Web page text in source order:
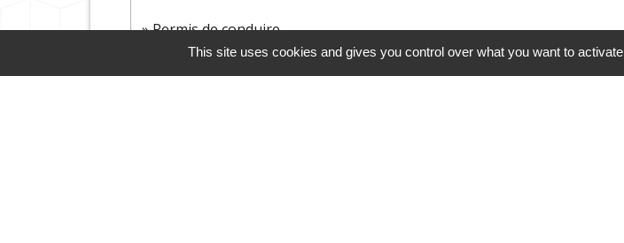
Permis de conduire
Transports - Mobilité
This site uses cookies and gives you control over what you want to activate